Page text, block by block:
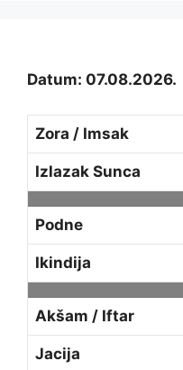
Datum: 07.08.2026.
Zora / Imsak
Izlazak Sunca
Podne
Ikindija
Akšam / Iftar
Jacija